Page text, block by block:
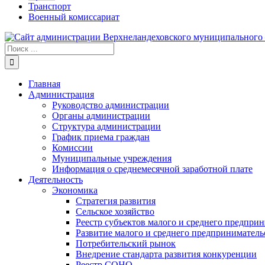
Транспорт
Военный комиссариат
Результат
поиска:
Главная
Администрация
Руководство администрации
Органы администрации
Структура администрации
График приема граждан
Комиссии
Муниципальные учреждения
Информация о среднемесячной заработной плате
Деятельность
Экономика
Стратегия развития
Сельское хозяйство
Реестр субъектов малого и среднего
Развитие малого и среднего
Потребительский рынок
Внедрение стандарта развития конкуренции